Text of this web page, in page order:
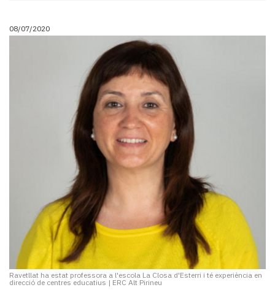
08/07/2020
Ravetllat ha estat professora a l'escola La Closa d'Esterri i té experiència en
direcció de centres educatius | ERC Alt Pirineu